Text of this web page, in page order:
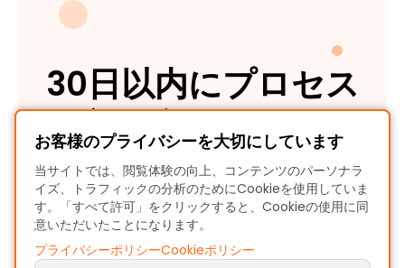
30日以内にプロセス
改善を実現するチャ
レンジに挑戦しよ
う！
お客様のプライバシーを大切にしています
当サイトでは、閲覧体験の向上、コンテンツのパーソナラ
イズ、トラフィックの分析のためにCookieを使用していま
す。「すべて許可」をクリックすると、Cookieの使用に同
意いただいたことになります。
プライバシーポリシーCookieポリシー